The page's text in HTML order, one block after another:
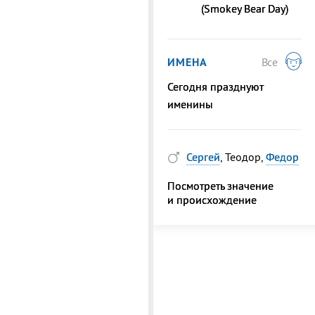
(Smokey Bear Day)
ИМЕНА
Все
Сегодня празднуют
именины
Сергей, Теодор, Федор
Посмотреть значение
и происхождение